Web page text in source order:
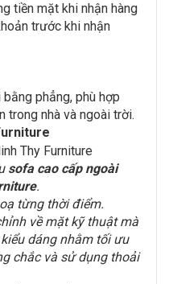
tiền mặt khi nhận hàng
trước khi nhận
phẳng, phù hợp
trong nhà và ngoài trời.
sofa cao cấp ngoài
.
từng thời điểm.
về mặt kỹ thuật mà
dáng nhằm tối ưu
chắc và sử dụng thoải